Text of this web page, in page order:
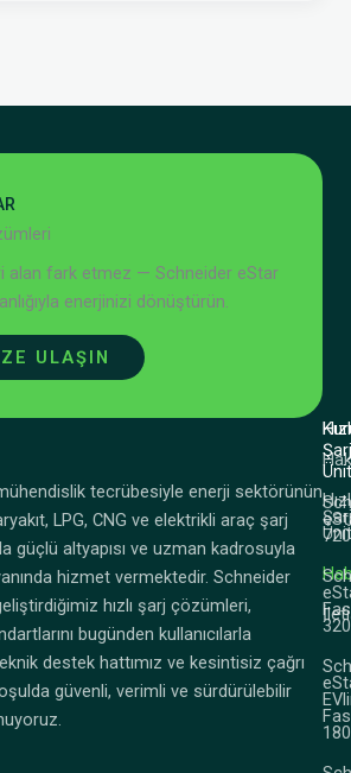
alan fark etmez — Schneider eStar
enerjinizi dönüştürün.
ULAŞIN
mühendislik tecrübesiyle enerji sektörünün
LPG, CNG ve elektrikli araç şarj
güçlü altyapısı ve uzman kadrosuyla
hizmet vermektedir. Schneider
hızlı şarj çözümleri,
bugünden kullanıcılarla
destek hattımız ve kesintisiz çağrı
güvenli, verimli ve sürdürülebilir
Şarj
Şarj